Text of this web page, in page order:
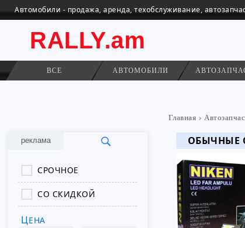
Автомобили - продажа, аренда, техобслуживание,
RALLY.am
ВСЕ АВТОМОБИЛИ
Главная
реклама
СРОЧНОЕ
СО СКИДКОЙ
ЦЕНА
ОБЫЧНЫЕ